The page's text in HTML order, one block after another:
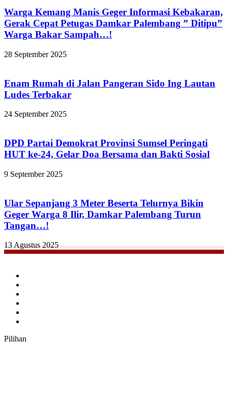
Warga Kemang Manis Geger Informasi Kebakaran,
Gerak Cepat Petugas Damkar Palembang ” Ditipu”
Warga Bakar Sampah…!
28 September 2025
Enam Rumah di Jalan Pangeran Sido Ing Lautan
Ludes Terbakar
24 September 2025
DPD Partai Demokrat Provinsi Sumsel Peringati
HUT ke-24, Gelar Doa Bersama dan Bakti Sosial
9 September 2025
Ular Sepanjang 3 Meter Beserta Telurnya Bikin
Geger Warga 8 Ilir, Damkar Palembang Turun
Tangan…!
13 Agustus 2025
Pilihan